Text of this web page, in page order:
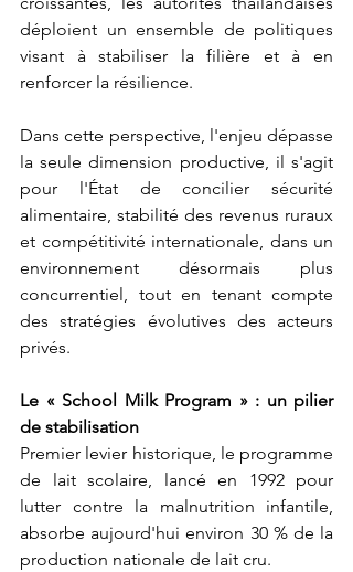
déploient un ensemble de politiques
visant à stabiliser la filière et à en
renforcer la résilience.
Dans cette perspective, l'enjeu dépasse
la seule dimension productive, il s'agit
pour l'État de concilier sécurité
alimentaire, stabilité des revenus ruraux
et compétitivité internationale, dans un
environnement désormais plus
concurrentiel, tout en tenant compte
des stratégies évolutives des acteurs
privés.
Le « School Milk Program » : un pilier
de stabilisation
Premier levier historique, le programme
de lait scolaire, lancé en 1992 pour
lutter contre la malnutrition infantile,
absorbe aujourd'hui environ 30 % de la
production nationale de lait cru.